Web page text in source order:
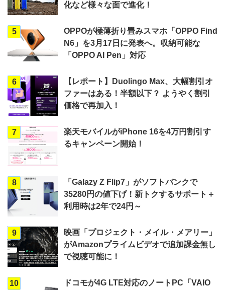
化など様々な面で進化！
5
OPPOが極薄折り畳みスマホ「OPPO Find
N6」を3月17日に発表へ。収納可能な
「OPPO AI Pen」対応
6
【レポート】Duolingo Max、大幅割引オ
ファーはある！半額以下？ ようやく割引
価格で再加入！
7
楽天モバイルがiPhone 16を4万円割引す
るキャンペーン開始！
8
「Galazy Z Flip7」がソフトバンクで
35280円の値下げ！新トクするサポート＋
利用時は2年で24円～
9
映画「プロジェクト・メイル・メアリー」
がAmazonプライムビデオで追加課金無し
で視聴可能に！
10
ドコモが4G LTE対応のノートPC「VAIO